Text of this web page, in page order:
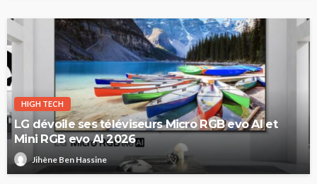
HIGH TECH
LG dévoile ses téléviseurs Micro RGB evo AI et
Mini RGB evo AI 2026
Jihène Ben Hassine